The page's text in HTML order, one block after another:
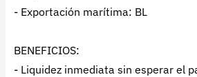
- Exportación marítima: BL
BENEFICIOS:
- Liquidez inmediata sin esperar el